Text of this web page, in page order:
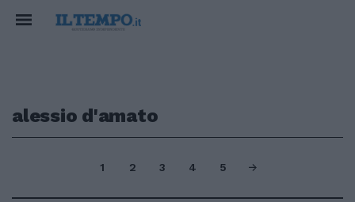
alessio d'amato
1 2 3 4 5